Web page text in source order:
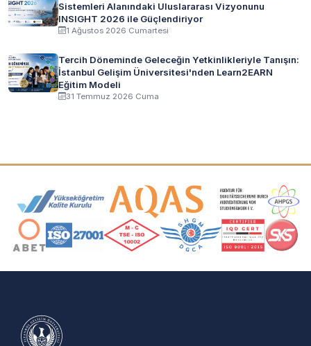
Sistemleri Alanındaki Uluslararası Vizyonunu
INSIGHT 2026 ile Güçlendiriyor
1 Ağustos 2026 Cumartesi
Tercih Döneminde Geleceğin Yetkinlikleriyle Tanışın:
İstanbul Gelişim Üniversitesi'nden Learn2EARN
Eğitim Modeli
31 Temmuz 2026 Cuma
Akreditasyon ve Üyelik Logoları